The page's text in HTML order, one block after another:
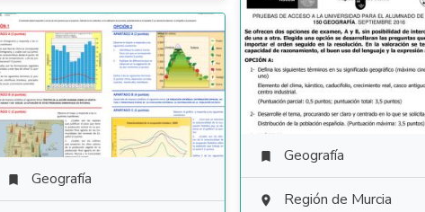
 Geografía
 Región de Murcia
 Geografía